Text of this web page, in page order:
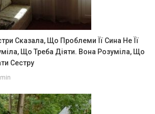
Сказала, Що Проблеми Її Сина Не Її
Що Треба Діяти. Вона Розуміла, Що
Сестру